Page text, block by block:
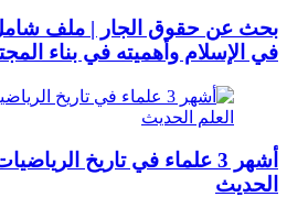
بحث عن حقوق الجار | ملف
في الإسلام وأهميته في بناء
أشهر 3 علماء في تاريخ
الحديث